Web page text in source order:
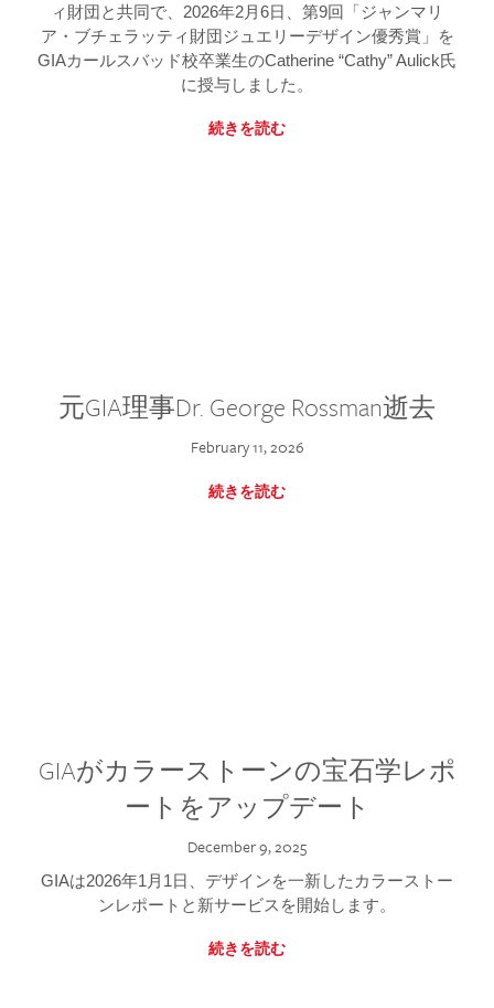
ィ財団と共同で、2026年2月6日、第9回「ジャンマリ
ア・ブチェラッティ財団ジュエリーデザイン優秀賞」を
GIAカールスバッド校卒業生のCatherine “Cathy” Aulick氏
に授与しました。
続きを読む
元GIA理事Dr. George Rossman逝去
February 11, 2026
続きを読む
GIAがカラーストーンの宝石学レポ
ートをアップデート
December 9, 2025
GIAは2026年1月1日、デザインを一新したカラーストー
ンレポートと新サービスを開始します。
続きを読む